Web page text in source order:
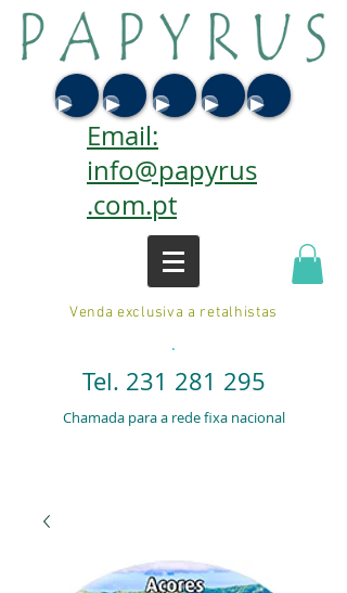
Email:
info@papyrus
.com.pt
Venda exclusiva a retalhistas
.
Tel. 231 281 295
Chamada para a rede fixa nacional